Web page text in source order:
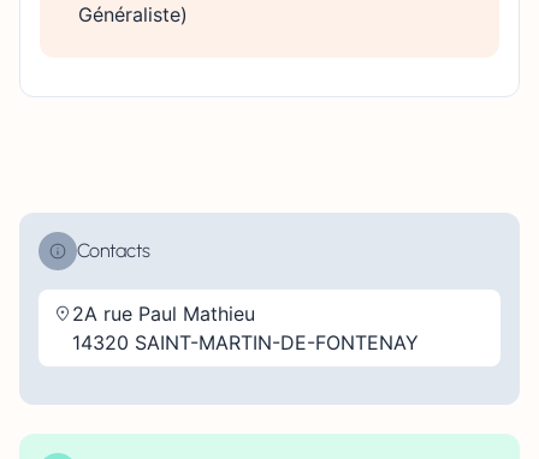
Généraliste)
Contacts
2A rue Paul Mathieu
14320 SAINT-MARTIN-DE-FONTENAY